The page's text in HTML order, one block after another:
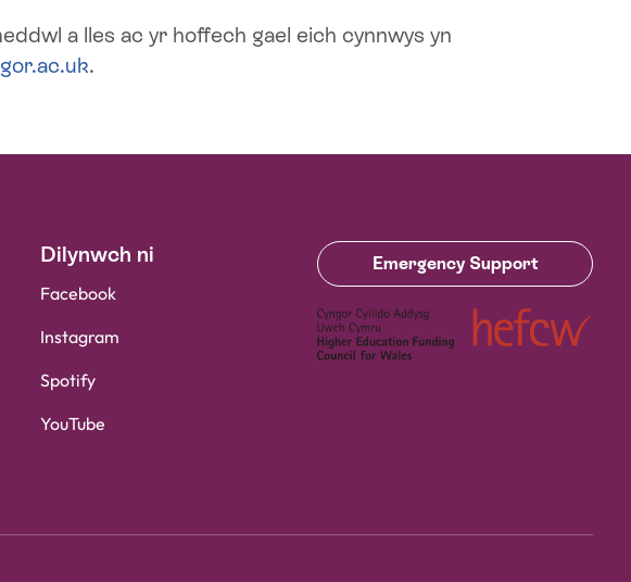
a lles ac yr hoffech gael eich cynnwys yn
.
Dilynwch ni
Facebook
Instagram
Spotify
YouTube
Emergency Support